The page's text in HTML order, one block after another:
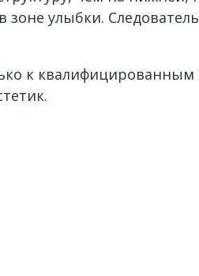
улыбки.
к